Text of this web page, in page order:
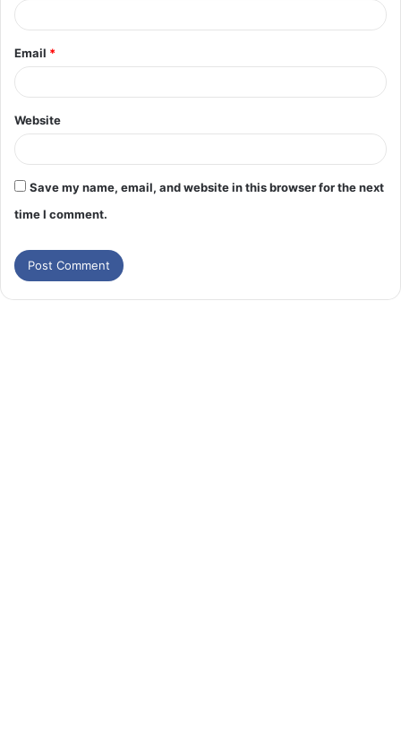
Email *
Website
Save my name, email, and website in this browser for the next
time I comment.